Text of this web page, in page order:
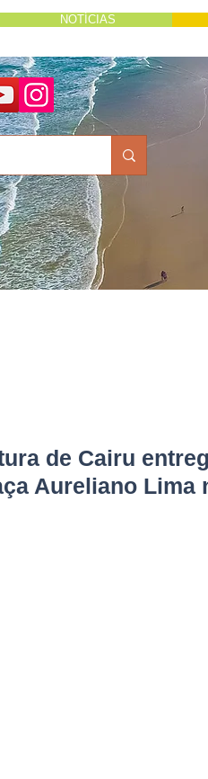
NOTÍCIAS
de Cairu
Aureliano Lima